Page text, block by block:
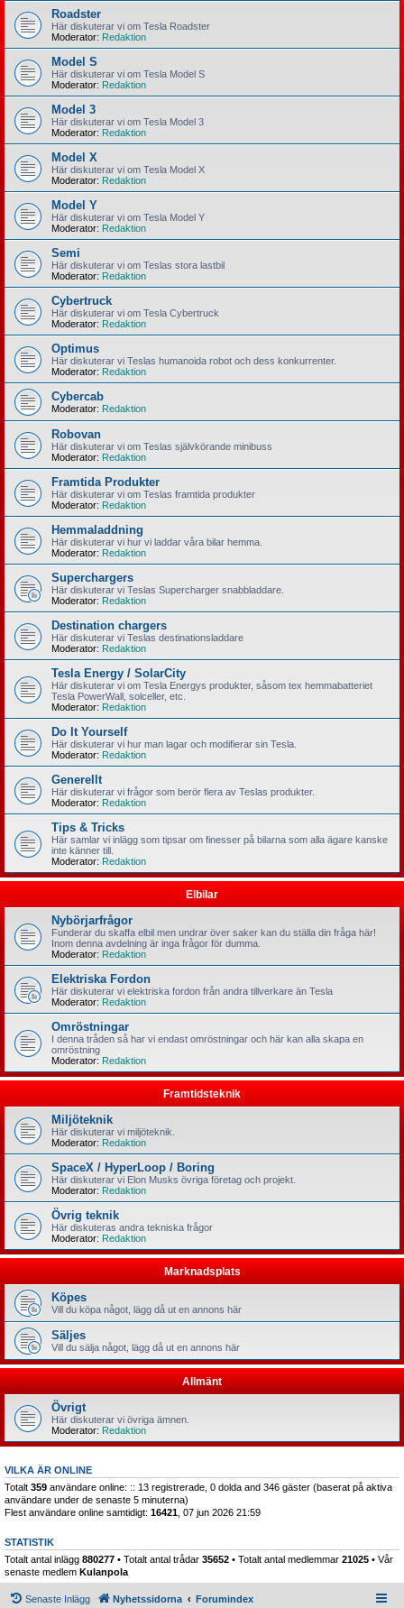
Roadster
Här diskuterar vi om Tesla Roadster
Moderator: Redaktion
Model S
Här diskuterar vi om Tesla Model S
Moderator: Redaktion
Model 3
Här diskuterar vi om Tesla Model 3
Moderator: Redaktion
Model X
Här diskuterar vi om Tesla Model X
Moderator: Redaktion
Model Y
Här diskuterar vi om Tesla Model Y
Moderator: Redaktion
Semi
Här diskuterar vi om Teslas stora lastbil
Moderator: Redaktion
Cybertruck
Här diskuterar vi om Tesla Cybertruck
Moderator: Redaktion
Optimus
Här diskuterar vi Teslas humanoida robot och dess konkurrenter.
Moderator: Redaktion
Cybercab
Moderator: Redaktion
Robovan
Här diskuterar vi om Teslas självkörande minibuss
Moderator: Redaktion
Framtida Produkter
Här diskuterar vi om Teslas framtida produkter
Moderator: Redaktion
Hemmaladdning
Här diskuterar vi hur vi laddar våra bilar hemma.
Moderator: Redaktion
Superchargers
Här diskuterar vi Teslas Supercharger snabbladdare.
Moderator: Redaktion
Destination chargers
Här diskuterar vi Teslas destinationsladdare
Moderator: Redaktion
Tesla Energy / SolarCity
Här diskuterar vi om Tesla Energys produkter, såsom tex hemmabatteriet
Tesla PowerWall, solceller, etc.
Moderator: Redaktion
Do It Yourself
Här diskuterar vi hur man lagar och modifierar sin Tesla.
Moderator: Redaktion
Generellt
Här diskuterar vi frågor som berör flera av Teslas produkter.
Moderator: Redaktion
Tips & Tricks
Här samlar vi inlägg som tipsar om finesser på bilarna som alla ägare kanske
inte känner till.
Moderator: Redaktion
Elbilar
Nybörjarfrågor
Funderar du skaffa elbil men undrar över saker kan du ställa din fråga här!
Inom denna avdelning är inga frågor för dumma.
Moderator: Redaktion
Elektriska Fordon
Här diskuterar vi elektriska fordon från andra tillverkare än Tesla
Moderator: Redaktion
Omröstningar
I denna tråden så har vi endast omröstningar och här kan alla skapa en
omröstning
Moderator: Redaktion
Framtidsteknik
Miljöteknik
Här diskuterar vi miljöteknik.
Moderator: Redaktion
SpaceX / HyperLoop / Boring
Här diskuterar vi Elon Musks övriga företag och projekt.
Moderator: Redaktion
Övrig teknik
Här diskuteras andra tekniska frågor
Moderator: Redaktion
Marknadsplats
Köpes
Vill du köpa något, lägg då ut en annons här
Säljes
Vill du sälja något, lägg då ut en annons här
Allmänt
Övrigt
Här diskuterar vi övriga ämnen.
Moderator: Redaktion
VILKA ÄR ONLINE
Totalt 359 användare online: :: 13 registrerade, 0 dolda and 346 gäster (baserat på aktiva
användare under de senaste 5 minuterna)
Flest användare online samtidigt: 16421 , 07 jun 2026 21:59
STATISTIK
Totalt antal inlägg 880277 • Totalt antal trådar 35652 • Totalt antal medlemmar 21025 • Vår
senaste medlem Kulanpola
Senaste Inlägg Nyhetssidorna Forumindex